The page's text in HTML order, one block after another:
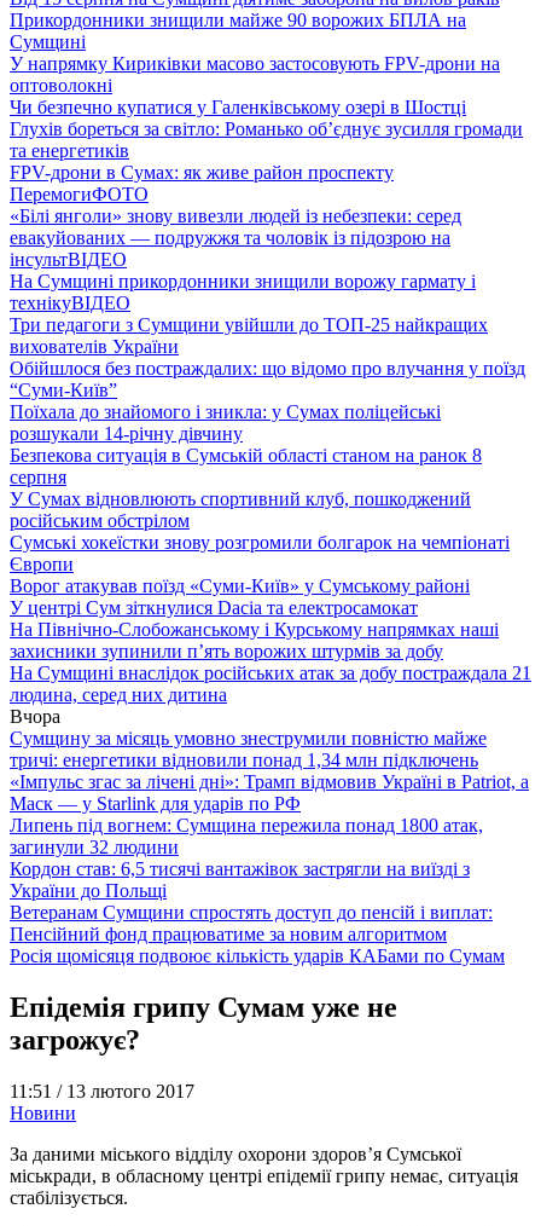
Прикордонники знищили майже 90 ворожих БПЛА на
Сумщині
У напрямку Кириківки масово застосовують FPV-дрони на
оптоволокні
Чи безпечно купатися у Галенківському озері в Шостці
Глухів бореться за світло: Романько об’єднує зусилля громади
та енергетиків
FPV-дрони в Сумах: як живе район проспекту
ПеремогиФОТО
«Білі янголи» знову вивезли людей із небезпеки: серед
евакуйованих — подружжя та чоловік із підозрою на
інсультВІДЕО
На Сумщині прикордонники знищили ворожу гармату і
технікуВІДЕО
Три педагоги з Сумщини увійшли до ТОП-25 найкращих
вихователів України
Обійшлося без постраждалих: що відомо про влучання у поїзд
“Суми-Київ”
Поїхала до знайомого і зникла: у Сумах поліцейські
розшукали 14-річну дівчину
Безпекова ситуація в Сумській області станом на ранок 8
серпня
У Сумах відновлюють спортивний клуб, пошкоджений
російським обстрілом
Сумські хокеїстки знову розгромили болгарок на чемпіонаті
Європи
Ворог атакував поїзд «Суми-Київ» у Сумському районі
У центрі Сум зіткнулися Dacia та електросамокат
На Північно-Слобожанському і Курському напрямках наші
захисники зупинили п’ять ворожих штурмів за добу
На Сумщині внаслідок російських атак за добу постраждала 21
людина, серед них дитина
Вчора
Сумщину за місяць умовно знеструмили повністю майже
тричі: енергетики відновили понад 1,34 млн підключень
«Імпульс згас за лічені дні»: Трамп відмовив Україні в Patriot, а
Маск — у Starlink для ударів по РФ
Липень під вогнем: Сумщина пережила понад 1800 атак,
загинули 32 людини
Кордон став: 6,5 тисячі вантажівок застрягли на виїзді з
України до Польщі
Ветеранам Сумщини спростять доступ до пенсій і виплат:
Пенсійний фонд працюватиме за новим алгоритмом
Росія щомісяця подвоює кількість ударів КАБами по Сумам
Епідемія грипу Сумам уже не
загрожує?
11:51 / 13 лютого 2017
Новини
За даними міського відділу охорони здоров’я Сумської
міськради, в обласному центрі епідемії грипу немає, ситуація
стабілізується.